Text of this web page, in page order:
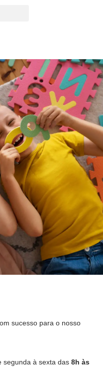
sucesso para o nosso
segunda à sexta das 8h às